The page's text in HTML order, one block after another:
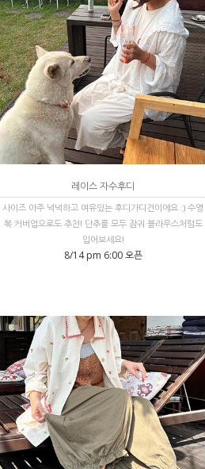
레이스 자수후디
사이즈 아주 넉넉하고 여유있는 후디가디건이에요 :) 수영
복 커버업으로도 추천! 단추를 모두 잠궈 블라우스처럼도
입어보세요!
8/14 pm 6:00 오픈